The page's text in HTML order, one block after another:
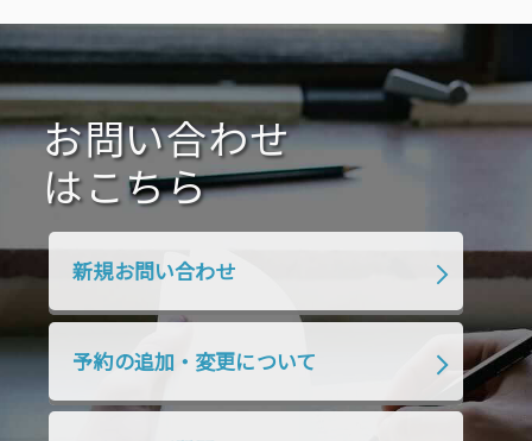
お問い合わせ
はこちら
新規お問い合わせ
予約の追加・変更について